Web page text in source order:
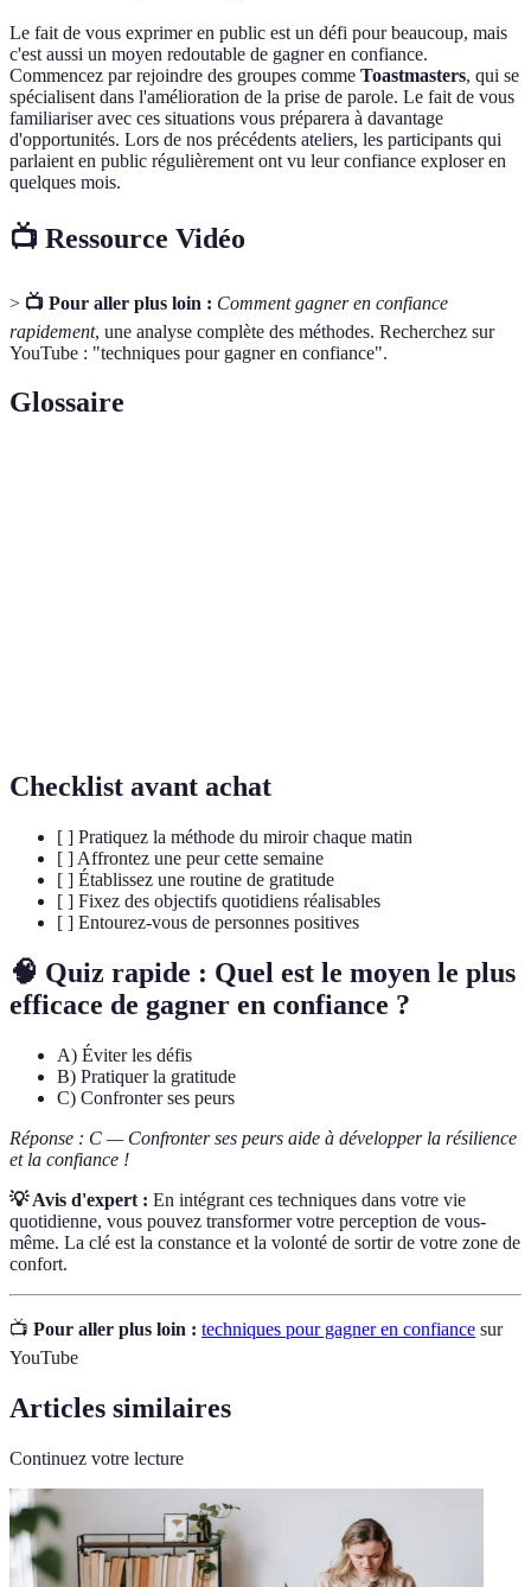
Le fait de vous exprimer en public est un défi pour beaucoup, mais
c'est aussi un moyen redoutable de gagner en confiance.
Commencez par rejoindre des groupes comme Toastmasters, qui se
spécialisent dans l'amélioration de la prise de parole. Le fait de vous
familiariser avec ces situations vous préparera à davantage
d'opportunités. Lors de nos précédents ateliers, les participants qui
parlaient en public régulièrement ont vu leur confiance exploser en
quelques mois.
📺 Ressource Vidéo
> 📺 Pour aller plus loin : Comment gagner en confiance
rapidement, une analyse complète des méthodes. Recherchez sur
YouTube : "techniques pour gagner en confiance".
Glossaire
Checklist avant achat
[ ] Pratiquez la méthode du miroir chaque matin
[ ] Affrontez une peur cette semaine
[ ] Établissez une routine de gratitude
[ ] Fixez des objectifs quotidiens réalisables
[ ] Entourez-vous de personnes positives
🧠 Quiz rapide : Quel est le moyen le plus
efficace de gagner en confiance ?
A) Éviter les défis
B) Pratiquer la gratitude
C) Confronter ses peurs
Réponse : C — Confronter ses peurs aide à développer la résilience
et la confiance !
💡 Avis d'expert : En intégrant ces techniques dans votre vie
quotidienne, vous pouvez transformer votre perception de vous-
même. La clé est la constance et la volonté de sortir de votre zone de
confort.
📺 Pour aller plus loin : techniques pour gagner en confiance sur
YouTube
Articles similaires
Continuez votre lecture